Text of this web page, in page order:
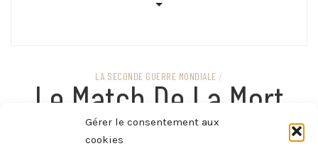
Gérer le consentement aux
cookies
LA SECONDE GUERRE MONDIALE /
Le Match De La Mort